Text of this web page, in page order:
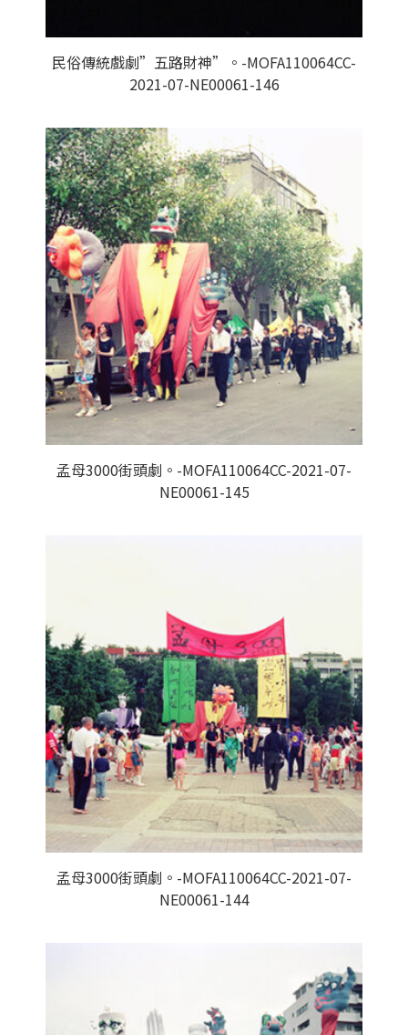
民俗傳統戲劇”五路財神”。-MOFA110064CC-
2021-07-NE00061-146
孟母3000街頭劇。-MOFA110064CC-2021-07-
NE00061-145
孟母3000街頭劇。-MOFA110064CC-2021-07-
NE00061-144